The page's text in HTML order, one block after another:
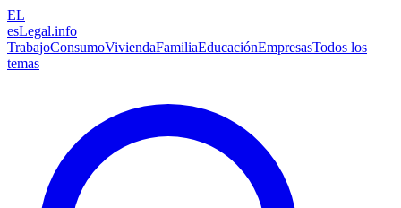
EL
esLegal.info
TrabajoConsumoViviendaFamiliaEducaciónEmpresasTodos los
temas